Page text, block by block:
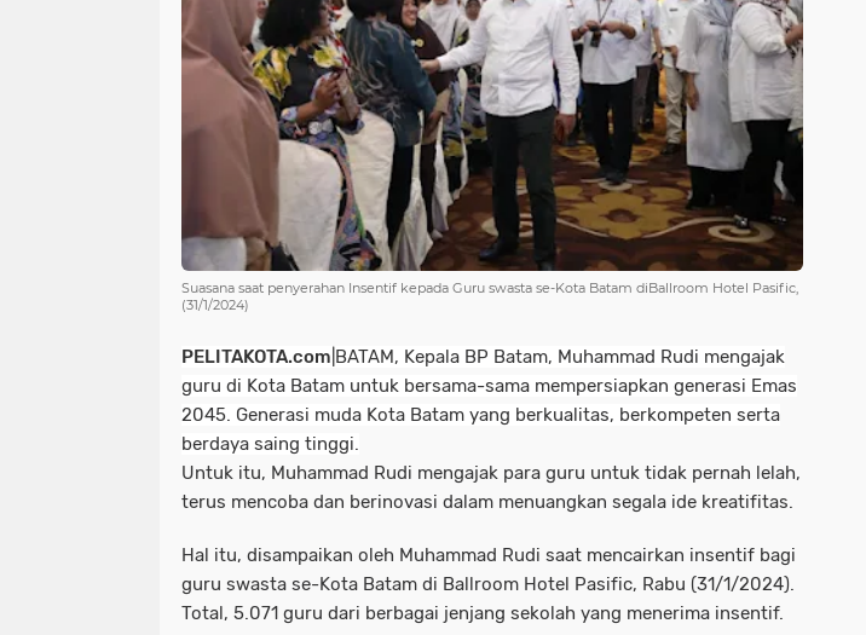
Suasana saat penyerahan Insentif kepada Guru swasta se-Kota Batam diBallroom Hotel Pasific,
(31/1/2024)
PELITAKOTA.com |BATAM, Kepala BP Batam, Muhammad Rudi mengajak
guru di Kota Batam untuk bersama-sama mempersiapkan generasi Emas
2045. Generasi muda Kota Batam yang berkualitas, berkompeten serta
berdaya saing tinggi.
Untuk itu, Muhammad Rudi mengajak para guru untuk tidak pernah lelah,
terus mencoba dan berinovasi dalam menuangkan segala ide kreatifitas.
Hal itu, disampaikan oleh Muhammad Rudi saat mencairkan insentif bagi
guru swasta se-Kota Batam di Ballroom Hotel Pasific, Rabu (31/1/2024).
Total, 5.071 guru dari berbagai jenjang sekolah yang menerima insentif.